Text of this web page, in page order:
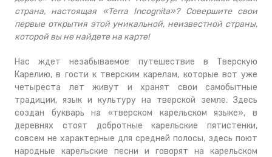
страна, настоящая «Terra Incоgnita»? Совершите свои
первые открытия этой уникальной, неизвестной страны,
которой вы не найдете на карте!
Нас ждет незабываемое путешествие в Тверскую
Карелию, в гости к тверским карелам, которые вот уже
четыреста лет живут и хранят свои самобытные
традиции, язык и культуру на тверской земле. Здесь
создан букварь на «тверском карельском языке», в
деревнях стоят добротные карельские пятистенки,
совсем не характерные для средней полосы, здесь поют
народные карельские песни и говорят на карельском